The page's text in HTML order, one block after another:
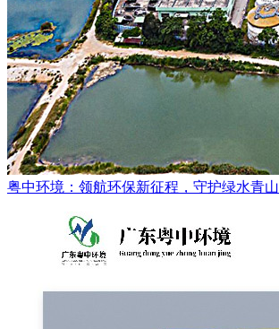
粤中环境：领航环保新征程，守护绿水青山